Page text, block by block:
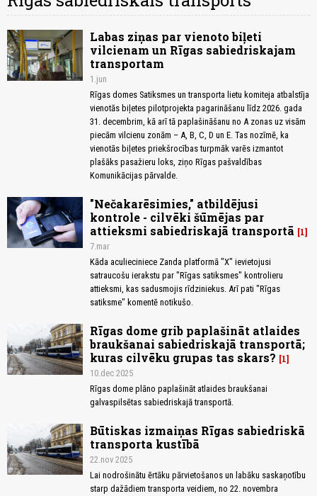
Labas ziņas par vienoto biļeti
vilcienam un Rīgas sabiedriskajam
transportam
1.jun
Rīgas domes Satiksmes un transporta lietu komiteja atbalstīja
vienotās biļetes pilotprojekta pagarināšanu līdz 2026. gada
31. decembrim, kā arī tā paplašināšanu no A zonas uz visām
piecām vilcienu zonām – A, B, C, D un E. Tas nozīmē, ka
vienotās biļetes priekšrocības turpmāk varēs izmantot
plašāks pasažieru loks, ziņo Rīgas pašvaldības
Komunikācijas pārvalde.
"Nečakarēsimies," atbildējusi
kontrole - cilvēki šūmējas par
attieksmi sabiedriskajā transportā
1
7.mar
Kāda aculieciniece Zanda platformā "X" ievietojusi
satraucošu ierakstu par "Rīgas satiksmes" kontrolieru
attieksmi, kas sadusmojis rīdziniekus. Arī pati "Rīgas
satiksme" komentē notikušo.
Rīgas dome grib paplašināt atlaides
braukšanai sabiedriskajā transportā;
kuras cilvēku grupas tas skars?
1
10.dec 2025
Rīgas dome plāno paplašināt atlaides braukšanai
galvaspilsētas sabiedriskajā transportā.
Būtiskas izmaiņas Rīgas sabiedriskā
transporta kustībā
22.nov 2025
Lai nodrošinātu ērtāku pārvietošanos un labāku saskaņotību
starp dažādiem transporta veidiem, no 22. novembra